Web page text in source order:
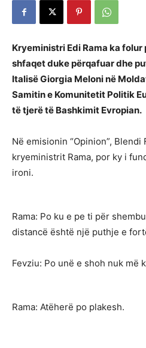
Kryeministri Edi Rama ka
shfaqet duke përqafuar dhe
Italisë Giorgia Meloni në
Samitin e Komunitetit Politik
të tjerë të Bashkimit Evropian.
Në emisionin “Opinion”,
kryeministrit Rama, por ky i
ironi.
Rama: Po ku e pe ti për
distancë është një puthje e
Fevziu: Po unë e shoh nuk më
Rama: Atëherë po plakesh.